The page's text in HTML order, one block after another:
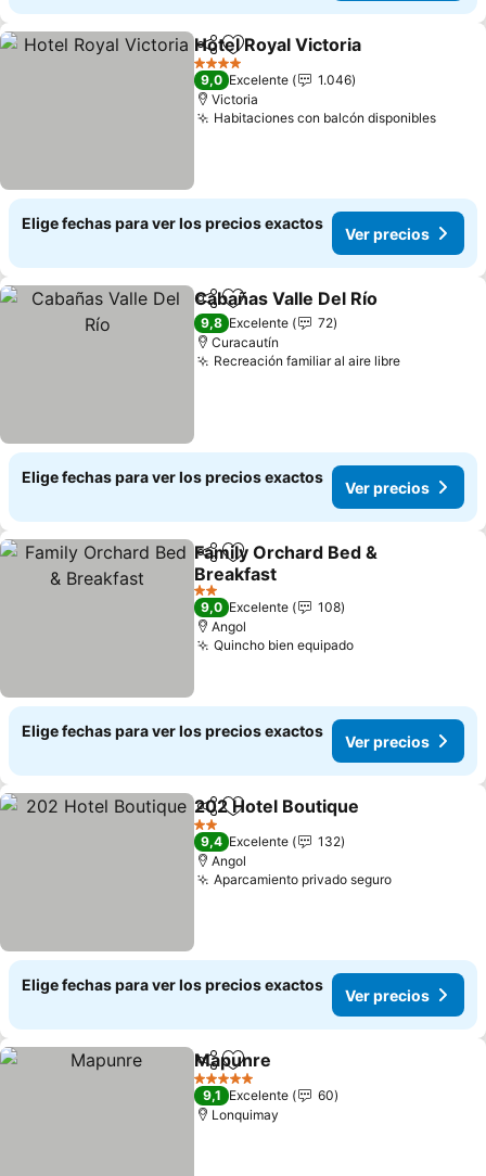
CompartirAgregar a favoritos
Hotel Royal Victoria
4 Estrellas
9,0 Excelente
1.046
Victoria
Habitaciones con balcón disponibles
Elige fechas para ver los precios exactos
Ver precios
CompartirAgregar a favoritos
Cabañas Valle Del Río
9,8 Excelente
72
Curacautín
Recreación familiar al aire libre
Elige fechas para ver los precios exactos
Ver precios
CompartirAgregar a favoritos
Family Orchard Bed &
Breakfast
2 Estrellas
9,0 Excelente
108
Angol
Quincho bien equipado
Elige fechas para ver los precios exactos
Ver precios
CompartirAgregar a favoritos
202 Hotel Boutique
2 Estrellas
9,4 Excelente
132
Angol
Aparcamiento privado seguro
Elige fechas para ver los precios exactos
Ver precios
CompartirAgregar a favoritos
Mapunre
5 Estrellas
9,1 Excelente
60
Lonquimay